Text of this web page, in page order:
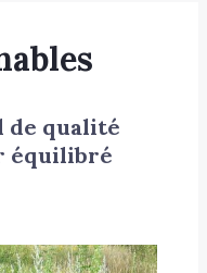
de qualité
équilibré